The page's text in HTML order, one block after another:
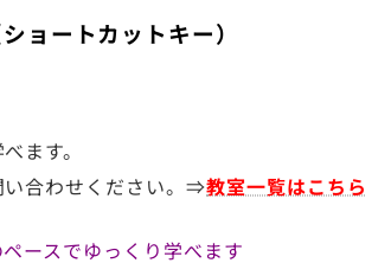
ョートカットキー）
ます。
い合わせください。⇒教室一覧はこちら
ースでゆっくり学べます